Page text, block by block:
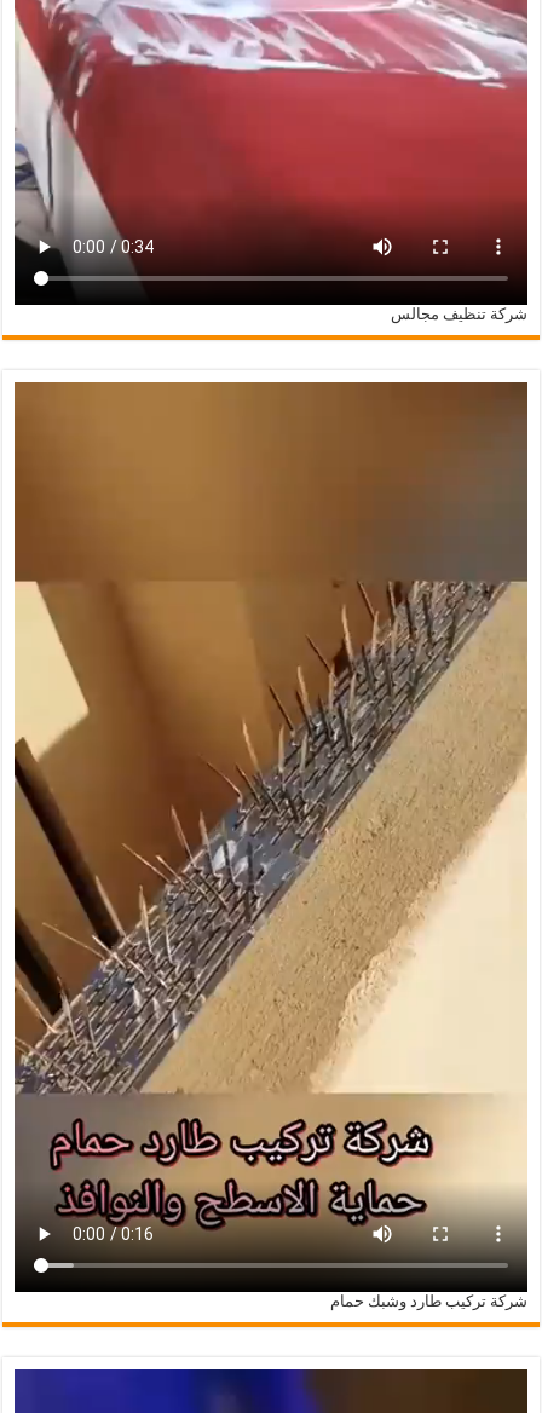
شركة تنظيف مجالس
شركة تركيب طارد وشبك حمام